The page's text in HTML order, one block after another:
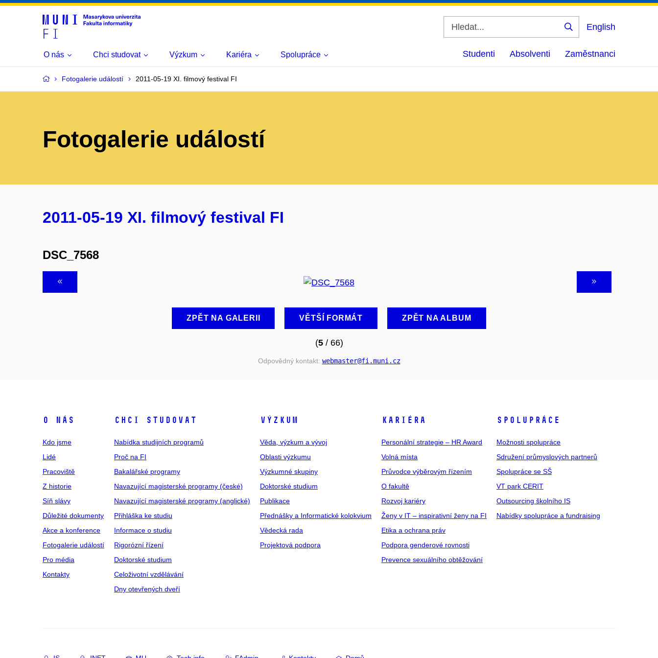
Vyhledat
English
O nás Chci studovat Výzkum Kariéra Spolupráce Studenti Absolventi Zaměstnanci
Fotogalerie událostí 2011-05-19 XI. filmový festival FI
Fotogalerie událostí
2011-05-19 XI. filmový festival FI
DSC_7568
ZPĚT NA GALERII VĚTŠÍ FORMÁT ZPĚT NA ALBUM
(5/ 66)
Odpovědný kontakt: webmaster@fi .muni .cz
O NÁS
Kdo jsme
Lidé
Pracoviště
Z historie
Síň slávy
Důležité dokumenty
Akce a konference
Fotogalerie událostí
Pro média
Kontakty
CHCI STUDOVAT
Nabídka studijních programů
Proč na FI
Bakalářské programy
Navazující magisterské programy (české)
Navazující magisterské programy (anglické)
Přihláška ke studiu
Informace o studiu
Rigorózní řízení
Doktorské studium
Celoživotní vzdělávání
Dny otevřených dveří
VÝZKUM
Věda, výzkum a vývoj
Oblasti výzkumu
Výzkumné skupiny
Doktorské studium
Publikace
Přednášky a Informatické kolokvium
Vědecká rada
Projektová podpora
KARIÉRA
Personální strategie – HR Award
Volná místa
Průvodce výběrovým řízením
O fakultě
Rozvoj kariéry
Ženy v IT – inspirativní ženy na FI
Etika a ochrana práv
Podpora genderové rovnosti
Prevence sexuálního obtěžování
SPOLUPRÁCE
Možnosti spolupráce
Sdružení průmyslových partnerů
Spolupráce se SŠ
VT park CERIT
Outsourcing školního IS
Nabídky spolupráce a fundraising